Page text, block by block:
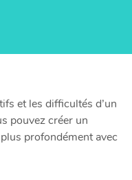
et les difficultés d’un
pouvez créer un
profondément avec